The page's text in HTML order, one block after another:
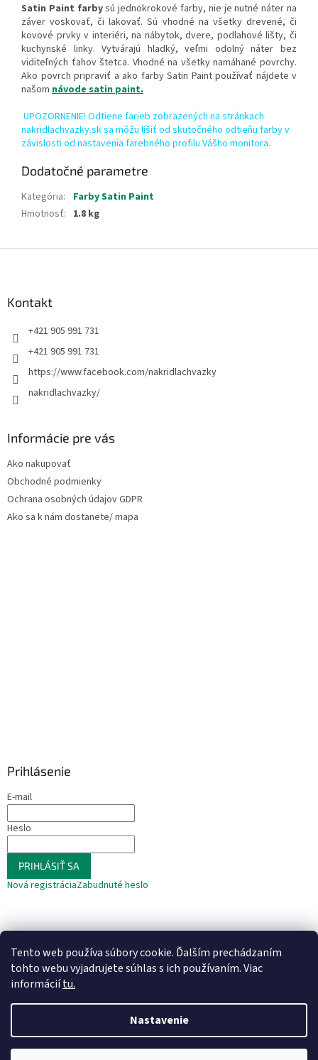
Tento web používa súbory cookie. Ďalším prechádzaním
tohto webu vyjadrujete súhlas s ich používaním. Viac
informáciítu.
Nastavenie
Satin Paint farbysú jednokrokové farby, nie je nutné náter na
záver voskovať, či lakovať. Sú vhodné na všetky drevené, či
kovové prvky v interiéri, na nábytok, dvere, podlahové lišty, či
kuchynské linky. Vytvárajú hladký, veľmi odolný náter bez
viditeľných ťahov štetca. Vhodné na všetky namáhané povrchy.
Ako povrch pripraviť a ako farby Satin Paint používať nájdete v
našom návode satin paint.
UPOZORNENIE! Odtiene farieb zobrazených na stránkach
nakridlachvazky.sk sa môžu líšiť od skutočného odtieňu farby v
závislosti od nastavenia farebného profilu Vášho monitora.
Dodatočné parametre
Kategória:
Farby Satin Paint
Hmotnosť: 1.8 kg
Kontakt
+421 905 991 731
+421 905 991 731
https://www.facebook.com/nakridlachvazky
nakridlachvazky/
Informácie pre vás
Ako nakupovať
Obchodné podmienky
Ochrana osobných údajov GDPR
Ako sa k nám dostanete/ mapa
Prihlásenie
E-mail
Heslo
PRIHLÁSIŤ SA
Nová registráciaZabudnuté heslo
Copyright 2026Na krídlach vážky. Všetky práva vyhradené.Upraviť